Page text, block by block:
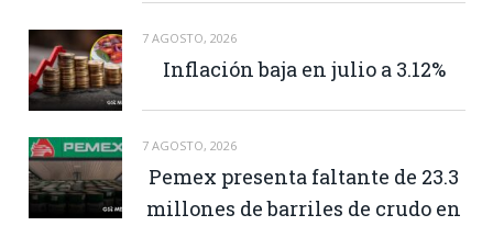
7 AGOSTO, 2026
Inflación baja en julio a 3.12%
7 AGOSTO, 2026
Pemex presenta faltante de 23.3
millones de barriles de crudo en